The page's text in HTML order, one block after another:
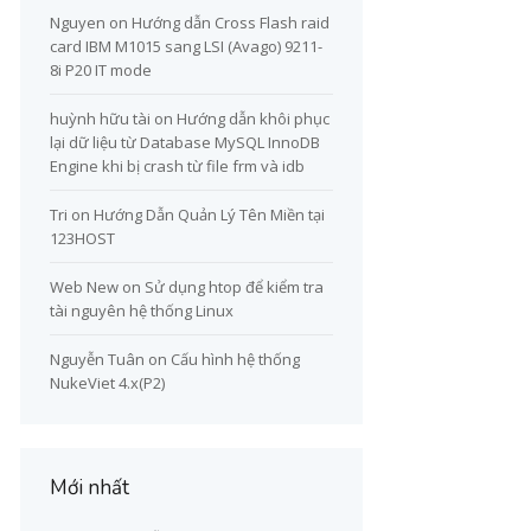
Nguyen on Hướng dẫn Cross Flash raid
card IBM M1015 sang LSI (Avago) 9211-
8i P20 IT mode
huỳnh hữu tài on Hướng dẫn khôi phục
lại dữ liệu từ Database MySQL InnoDB
Engine khi bị crash từ file frm và idb
Tri on Hướng Dẫn Quản Lý Tên Miền tại
123HOST
Web Newon Sử dụng htop để kiểm tra
tài nguyên hệ thống Linux
Nguyễn Tuân on Cấu hình hệ thống
NukeViet 4.x(P2)
Mới nhất